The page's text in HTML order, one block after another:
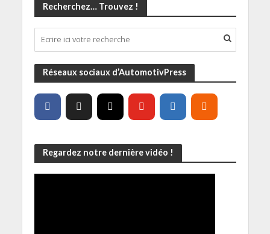
Recherchez… Trouvez !
Réseaux sociaux d’AutomotivPress
Regardez notre dernière vidéo !